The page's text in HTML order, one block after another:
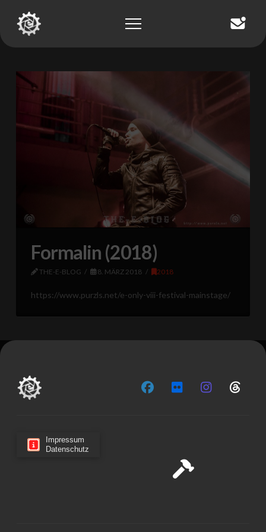
Cookie-Zustimmung verwalten
Formalin (2018)
THE-E-BLOG 8. MÄRZ 2018 2018
https://www.purzls.net/e-only-viii-festival-mainstage/
Impressum
Datenschutz